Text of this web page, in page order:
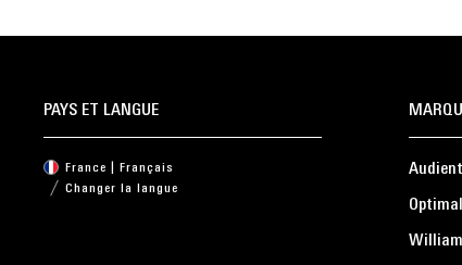
Audient
PAYS ET LANGUE
France | Français
Changer la langue